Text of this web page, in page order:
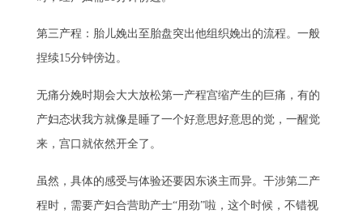
第三产程：胎儿娩出至胎盘突出他组织娩出的流程。一般
捏续15分钟傍边。
无痛分娩时期会大大放松第一产程宫缩产生的巨痛，有的
产妇态状我方就像是睡了一个好意思好意思的觉，一醒觉
来，宫口就依然开全了。
虽然，具体的感受与体验还要因东谈主而异。干涉第二产
程时，需要产妇合营助产士“用劲”啦，这个时候，不错视